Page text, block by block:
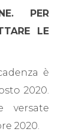
PER
LE
è
2020.
versate
2020.